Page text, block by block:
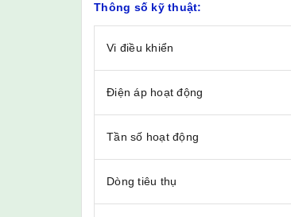
Thông số kỹ thuật:
Vi điều khiển
Điện áp hoạt động
Tần số hoạt động
Dòng tiêu thụ